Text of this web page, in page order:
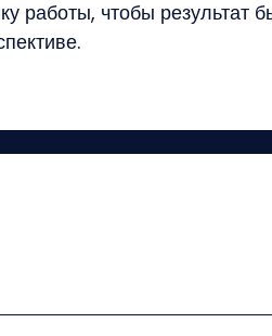
работы, чтобы